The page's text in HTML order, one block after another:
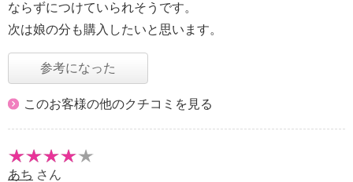
ならずにつけていられそうです。
次は娘の分も購入したいと思います。
参考になった
このお客様の他のクチコミを見る
あち さん